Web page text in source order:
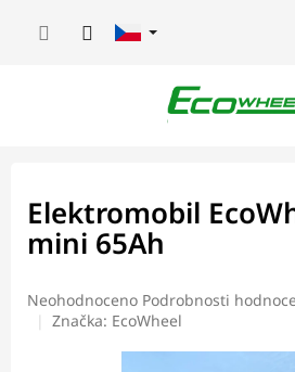
Elektromobil
mini 65Ah
Průměrné
hodnocení
Neohodnoceno Podrobnosti
Značka: EcoWheel